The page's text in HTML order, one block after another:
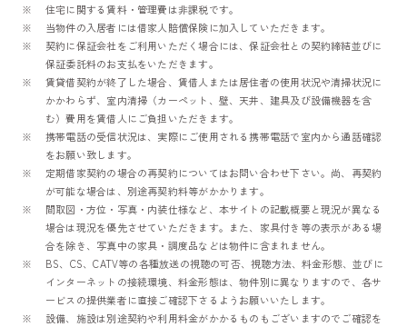
住宅に関する賃料・管理費は非課税です。
当物件の入居者には借家人賠償保険に加入していただきます。
契約に保証会社をご利用いただく場合には、保証会社との契約締結並びに
保証委託料のお支払をいただきます。
賃貸借契約が終了した場合、賃借人または居住者の使用状況や清掃状況に
かかわらず、室内清掃（カーペット、壁、天井、建具及び設備機器を含
む）費用を賃借人にご負担いただきます。
携帯電話の受信状況は、実際にご使用される携帯電話で室内から通話確認
をお願い致します。
定期借家契約の場合の再契約についてはお問い合わせ下さい。尚、再契約
が可能な場合は、別途再契約料等がかかります。
間取図・方位・写真・内装仕様など、本サイトの記載概要と現況が異なる
場合は現況を優先させていただきます。また、家具付き等の表示がある場
合を除き、写真中の家具・調度品などは物件に含まれません。
BS、CS、CATV等の各種放送の視聴の可否、視聴方法、料金形態、並びに
インターネットの接続環境、料金形態は、物件別に異なりますので、各サ
ービスの提供業者に直接ご確認下さるようお願いいたします。
設備、施設は別途契約や利用料金がかかるものもございますのでご確認を